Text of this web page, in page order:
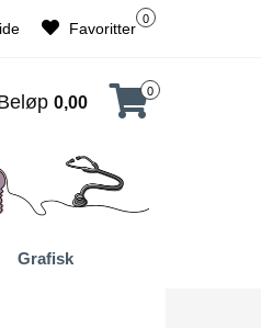
0
Favoritter
0,00
0
Grafisk